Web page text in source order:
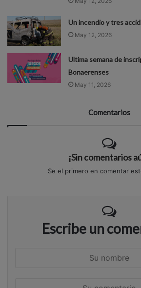
Un incendio y tres
May 12, 2026
Ultima semana de
Bonaerenses
May 11, 2026
Comentarios
¡Sin comentarios
Se el primero en comentar
Escribe un